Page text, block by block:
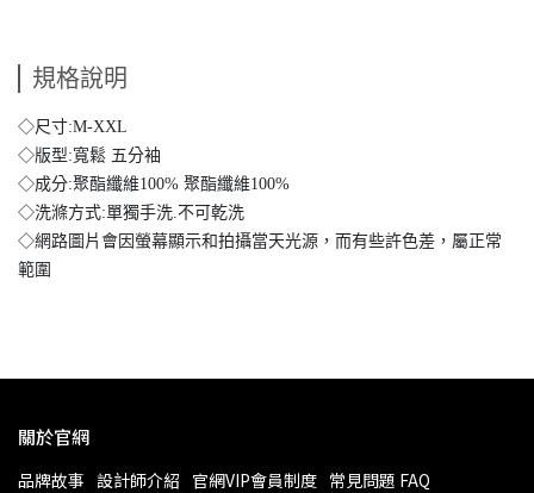
規格說明
◇尺寸:M-XXL
◇版型:寬鬆 五分袖
◇成分:聚酯纖維100% 聚酯纖維100%
◇洗滌方式:單獨手洗.不可乾洗
◇網路圖片會因螢幕顯示和拍攝當天光源，而有些許色差，屬正常
範圍
關於官網
品牌故事 設計師介紹 官網VIP會員制度 常見問題 FAQ